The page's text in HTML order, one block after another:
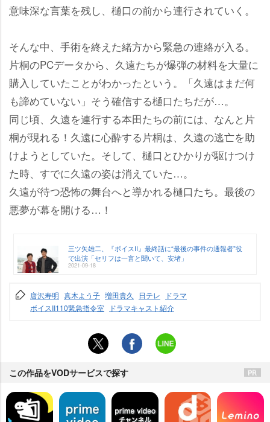
意味深な言葉を残し、樋口の前から連行されていく。
そんな中、手術を終えた緒方から緊急の連絡が入る。
片桐のPCデータから、久遠たちが爆弾の材料を大量に
購入していたことがわかったという。「久遠はまだ何
も諦めていない」そう確信する樋口たちだが…。
同じ頃、久遠を連行する本田たちの前には、なんと片
桐が現れる！久遠に心酔する片桐は、久遠の逃亡を助
けようとしていた。そして、樋口とひかりが駆けつけ
た時、すでに久遠の姿は消えていた…。
久遠が待つ恐怖の舞台へと導かれる樋口たち。最後の
悪夢が幕を開ける…！
三ツ矢雄二、『ボイスII』最終話に“最後の事件の通報者”役
で出演「セリフは一言と聞いて、安堵」
2021-09-18
唐沢寿明 真木よう子 増田貴久 日テレ
ドラマ
ボイスII110緊急指令室
ドラマキャスト紹介
この作品をVODサービスで探す